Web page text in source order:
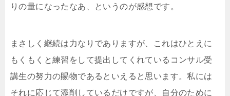
りの量になったなあ、というのが感想です。
まさしく継続は力なりでありますが、これはひとえに
もくもくと練習をして提出してくれているコンサル受
講生の努力の賜物であるといえると思います。私には
それに応じて添削しているだけですが、自分のために